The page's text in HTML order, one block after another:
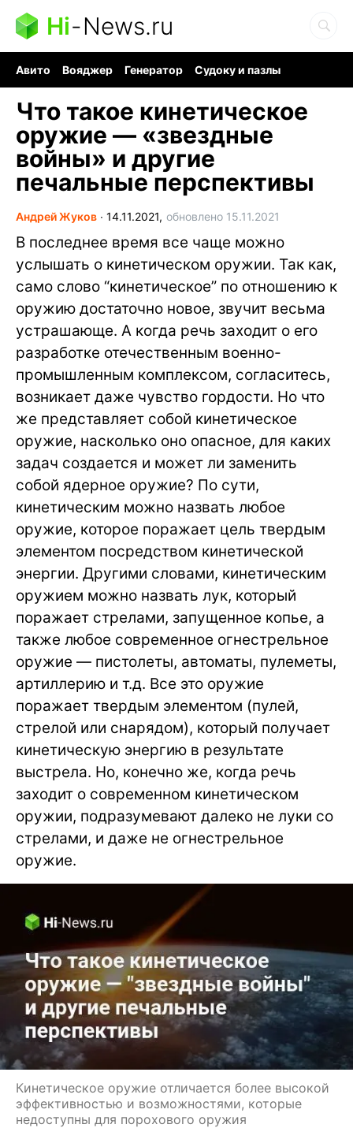
Hi-News.ru
Авито Вояджер Генератор
Судоку и пазлы
Что такое кинетическое
оружие — «звездные
войны» и другие
печальные перспективы
Андрей Жуков ∙ 14.11.2021, обновлено 15.11.2021
В последнее время все чаще можно
услышать о кинетическом оружии. Так как,
само слово “кинетическое” по отношению к
оружию достаточно новое, звучит весьма
устрашающе. А когда речь заходит о его
разработке отечественным военно-
промышленным комплексом, согласитесь,
возникает даже чувство гордости. Но что
же представляет собой кинетическое
оружие, насколько оно опасное, для каких
задач создается и может ли заменить
собой ядерное оружие? По сути,
кинетическим можно назвать любое
оружие, которое поражает цель твердым
элементом посредством кинетической
энергии. Другими словами, кинетическим
оружием можно назвать лук, который
поражает стрелами, запущенное копье, а
также любое современное огнестрельное
оружие — пистолеты, автоматы, пулеметы,
артиллерию и т.д. Все это оружие
поражает твердым элементом (пулей,
стрелой или снарядом), который получает
кинетическую энергию в результате
выстрела. Но, конечно же, когда речь
заходит о современном кинетическом
оружии, подразумевают далеко не луки со
стрелами, и даже не огнестрельное
оружие.
Кинетическое оружие отличается более высокой
эффективностью и возможностями, которые
недоступны для порохового оружия